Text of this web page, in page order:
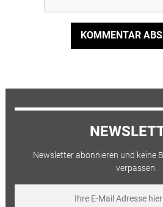
KOMMENTAR
Newsletter abonnieren und keine
verpassen.